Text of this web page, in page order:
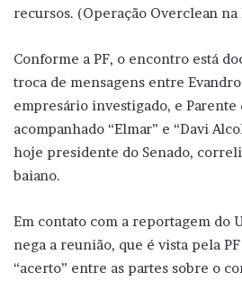
recursos. (Operação Overclean na
Conforme a PF, o encontro está
troca de mensagens entre
empresário investigado, e
acompanhado “Elmar” e “Davi
hoje presidente do Senado,
baiano.
Em contato com a reportagem do
nega a reunião, que é vista pela
“acerto” entre as partes sobre o